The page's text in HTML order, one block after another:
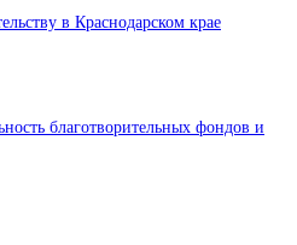
в Краснодарском крае
благотворительных фондов и